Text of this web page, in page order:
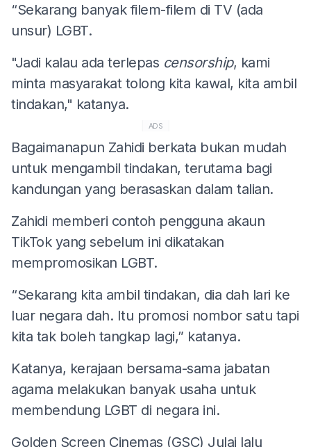
“Sekarang banyak filem-filem di TV (ada
unsur) LGBT.
"Jadi kalau ada terlepas censorship, kami
minta masyarakat tolong kita kawal, kita ambil
tindakan," katanya.
ADS
Bagaimanapun Zahidi berkata bukan mudah
untuk mengambil tindakan, terutama bagi
kandungan yang berasaskan dalam talian.
Zahidi memberi contoh pengguna akaun
TikTok yang sebelum ini dikatakan
mempromosikan LGBT.
“Sekarang kita ambil tindakan, dia dah lari ke
luar negara dah. Itu promosi nombor satu tapi
kita tak boleh tangkap lagi,” katanya.
Katanya, kerajaan bersama-sama jabatan
agama melakukan banyak usaha untuk
membendung LGBT di negara ini.
Golden Screen Cinemas (GSC) Julai lalu